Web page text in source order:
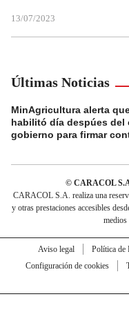
13/07/2023
Últimas Noticias
MinAgricultura alerta
habilitó día despúes del
gobierno para firmar
© CARACOL
CARACOL S.A. realiza una
y otras prestaciones accesibles
medios
Aviso legal Política de
Configuración de cookies